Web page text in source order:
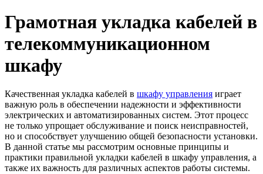
Грамотная укладка кабелей в
телекоммуникационном
шкафу
Качественная укладка кабелей в шкафу управления играет
важную роль в обеспечении надежности и эффективности
электрических и автоматизированных систем. Этот процесс
не только упрощает обслуживание и поиск неисправностей,
но и способствует улучшению общей безопасности установки.
В данной статье мы рассмотрим основные принципы и
практики правильной укладки кабелей в шкафу управления, а
также их важность для различных аспектов работы системы.